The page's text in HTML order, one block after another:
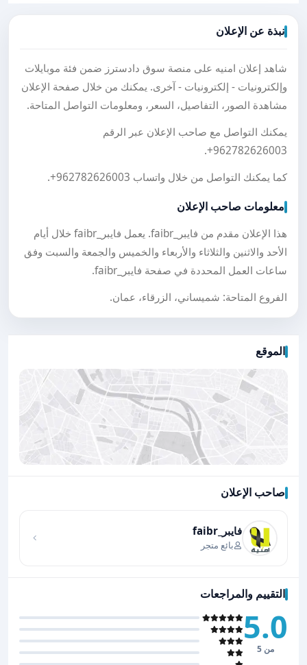
نبذة عن الإعلان
شاهد إعلان امنيه على منصة سوق دادسترز ضمن فئة موبايلات
وإلكترونيات - إلكترونيات - آخرى. يمكنك من خلال صفحة الإعلان
مشاهدة الصور، التفاصيل، السعر، ومعلومات التواصل المتاحة.
يمكنك التواصل مع صاحب الإعلان عبر الرقم
+962782626003
.
كما يمكنك التواصل من خلال واتساب +962782626003
.
معلومات صاحب الإعلان
هذا الإعلان مقدم من فايبر_faibr. يعمل فايبر_faibr خلال أيام
الأحد والاثنين والثلاثاء والأربعاء والخميس والجمعة والسبت وفق
ساعات العمل المحددة في صفحة فايبر_faibr.
الفروع المتاحة: شميساني، الزرقاء، عمان.
الموقع
صاحب الإعلان
فايبر_faibr
بائع متجر
التقييم والمراجعات
5.0
من 5